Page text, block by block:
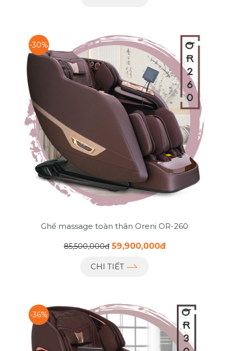
-30%
Ghế massage toàn thân Oreni OR-260
85,500,000đ 59,900,000đ
CHI TIẾT
-36%